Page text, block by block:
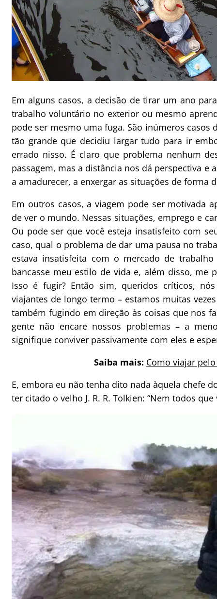
Em alguns casos, a decisão de tirar um ano
trabalho voluntário no exterior ou mesmo
pode ser mesmo uma fuga. São inúmeros casos
tão grande que decidiu largar tudo para ir
errado nisso. É claro que problema nenhum
passagem, mas a distância nos dá perspectiva e
a amadurecer, a enxergar as situações de forma
Em outros casos, a viagem pode ser motivada
de ver o mundo. Nessas situações, emprego e
Ou pode ser que você esteja insatisfeito com
caso, qual o problema de dar uma pausa no
estava insatisfeita com o mercado de
bancasse meu estilo de vida e, além disso, me
Isso é fugir? Então sim, queridos críticos,
viajantes de longo termo – estamos muitas
também fugindo em direção às coisas que nos
gente não encare nossos problemas – a
signifique conviver passivamente com eles e
Saiba mais: Como viajar
E, embora eu não tenha dito nada àquela chefe
ter citado o velho J. R. R. Tolkien: “Nem todos